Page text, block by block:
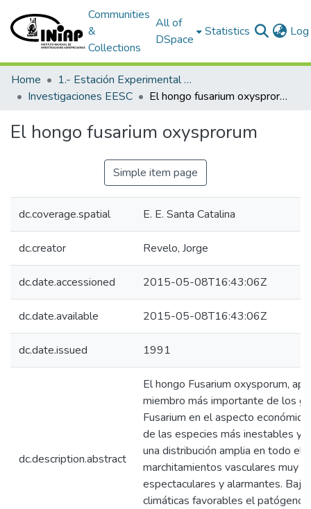
Communities
&
Collections
All of
DSpace
Statistics
Home
1.- Estación Experimental Santa Catalina
Investigaciones EESC
El hongo fusarium oxysprorum
El hongo fusarium oxysprorum
Simple item page
dc.coverage.spatial E. E. Santa Catalina
dc.creator Revelo, Jorge
dc.date.accessioned 2015-05-08T16:43:06Z
dc.date.available 2015-05-08T16:43:06Z
dc.date.issued 1991
dc.description.abstract
El hongo Fusarium oxysporum,
miembro más importante de los
Fusarium en el aspecto
de las especies más inestables y
una distribución amplia en todo el
marchitamientos vasculares muy
espectaculares y alarmantes. Bajo
climáticas favorables el patógeno